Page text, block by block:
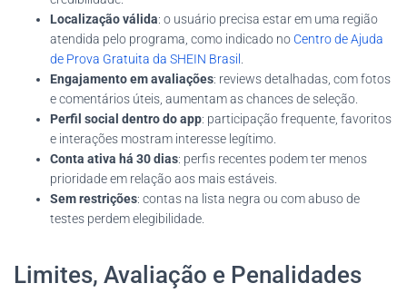
Localização válida: o usuário precisa estar em uma região
atendida pelo programa, como indicado no Centro de Ajuda
de Prova Gratuita da SHEIN Brasil
Engajamento em avaliações: reviews detalhadas, com fotos
e comentários úteis, aumentam as chances de seleção.
Perfil social dentro do app: participação frequente, favoritos
e interações mostram interesse legítimo.
Conta ativa há 30 dias: perfis recentes podem ter menos
prioridade em relação aos mais estáveis.
Sem restrições: contas na lista negra ou com abuso de
testes perdem elegibilidade.
Limites, Avaliação e Penalidades